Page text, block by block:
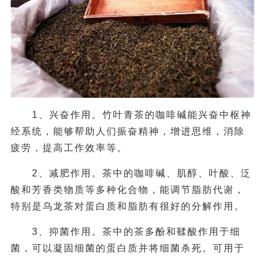
1、兴奋作用。竹叶青茶的咖啡碱能兴奋中枢神
经系统，能够帮助人们振奋精神，增进思维，消除
疲劳，提高工作效率等。
2、减肥作用。茶中的咖啡碱、肌醇、叶酸、泛
酸和芳香类物质等多种化合物，能调节脂肪代谢，
特别是乌龙茶对蛋白质和脂肪有很好的分解作用。
3、抑菌作用。茶中的茶多酚和鞣酸作用于细
菌，可以凝固细菌的蛋白质并将细菌杀死。可用于